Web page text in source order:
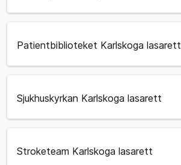
Patientbiblioteket Karlskoga lasarett
Sjukhuskyrkan Karlskoga lasarett
Stroketeam Karlskoga lasarett